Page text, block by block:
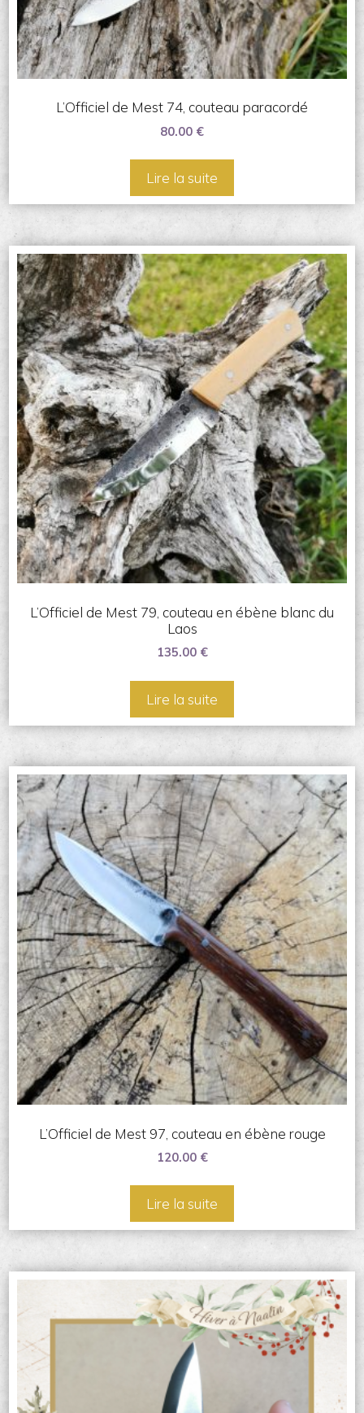
L’Officiel de Mest 74, couteau paracordé
80.00 €
Lire la suite
L’Officiel de Mest 79, couteau en ébène blanc du
Laos
135.00 €
Lire la suite
L’Officiel de Mest 97, couteau en ébène rouge
120.00 €
Lire la suite